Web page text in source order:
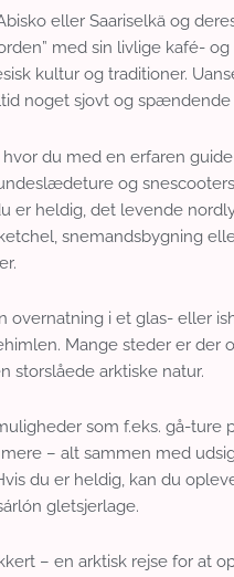
eller Saariselkä og
med sin livlige kafé-
kultur og traditioner.
noget sjovt og spændende
du med en erfaren
og
er heldig, det levende
snemandsbygning
i et glas- eller
Mange steder er der
storslåede arktiske natur.
som f.eks. gå-ture
– alt sammen med
du er heldig, kan du
gletsjerlage.
– en arktisk rejse for at